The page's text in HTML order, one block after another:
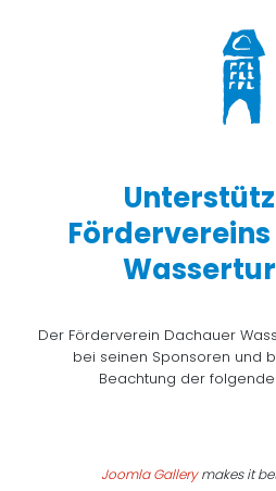
Der Förderverein Dachauer
bei seinen Sponsoren und
Beachtung der
Joomla Gallerymakes it